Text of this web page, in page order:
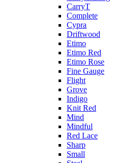
CarryT
Complete
Cypra
Driftwood
Etimo
Etimo Red
Etimo Rose
Fine Gauge
Flight
Grove
Indigo
Knit Red
Mind
Mindful
Red Lace
Sharp
Small